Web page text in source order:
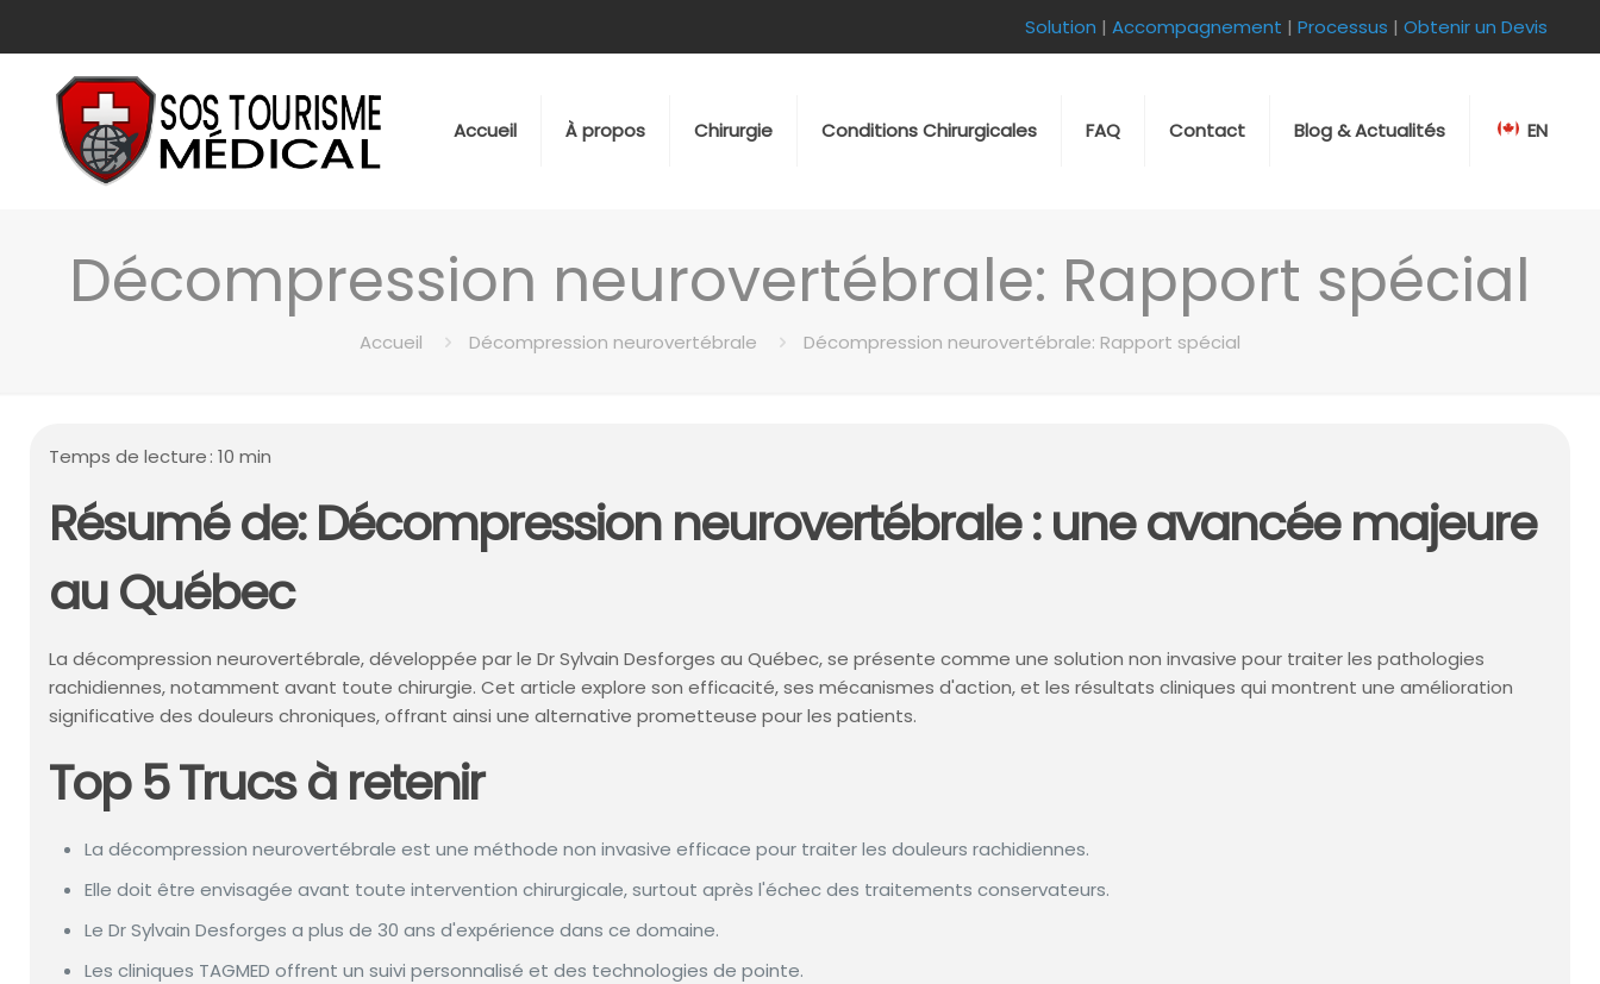
Solution | Accompagnement | Processus | Obtenir un Devis
Accueil À propos Chirurgie Conditions Chirurgicales FAQ Contact Blog & Actualités EN
Décompression neurovertébrale: Rapport spécial
Accueil Décompression neurovertébrale Décompression neurovertébrale: Rapport spécial
Temps de lecture : 10 min
Résumé de: Décompression neurovertébrale : une avancée majeure
au Québec
La décompression neurovertébrale, développée par le Dr Sylvain Desforges au Québec, se présente comme une solution non invasive pour traiter les pathologies
rachidiennes, notamment avant toute chirurgie. Cet article explore son efficacité, ses mécanismes d'action, et les résultats cliniques qui montrent une amélioration
significative des douleurs chroniques, offrant ainsi une alternative prometteuse pour les patients.
Top 5 Trucs à retenir
La décompression neurovertébrale est une méthode non invasive efficace pour traiter les douleurs rachidiennes.
Elle doit être envisagée avant toute intervention chirurgicale, surtout après l'échec des traitements conservateurs.
Le Dr Sylvain Desforges a plus de 30 ans d'expérience dans ce domaine.
Les cliniques TAGMED offrent un suivi personnalisé et des technologies de pointe.